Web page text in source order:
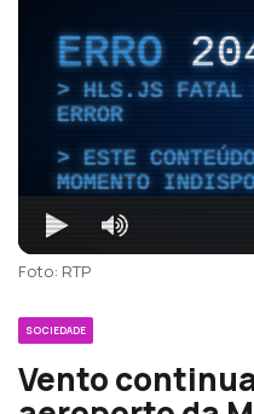
ERRO
HLS.JS FATAL
ERROR
ESTE
MOMENTO
Foto: RTP
SOCIEDADE
Vento